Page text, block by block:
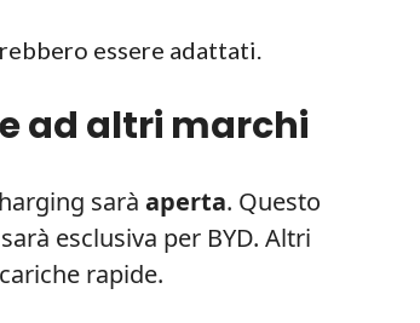
essere adattati.
ad altri marchi
sarà aperta. Questo
esclusiva per BYD. Altri
rapide.